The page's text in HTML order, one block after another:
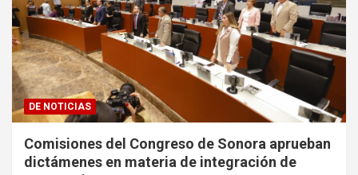
DE NOTICIAS
Comisiones del Congreso de Sonora aprueban
dictámenes en materia de integración de